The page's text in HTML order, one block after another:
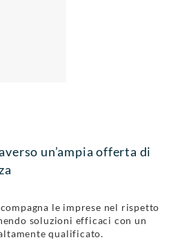
un’ampia offerta di
le imprese nel rispetto
soluzioni efficaci con un
qualificato.